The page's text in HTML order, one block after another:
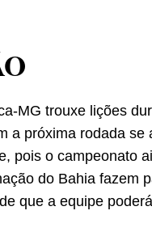
MG trouxe lições
a próxima rodada
pois o campeonato
do Bahia fazem
que a equipe